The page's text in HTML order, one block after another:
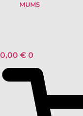
MUMS
0,00 € 0